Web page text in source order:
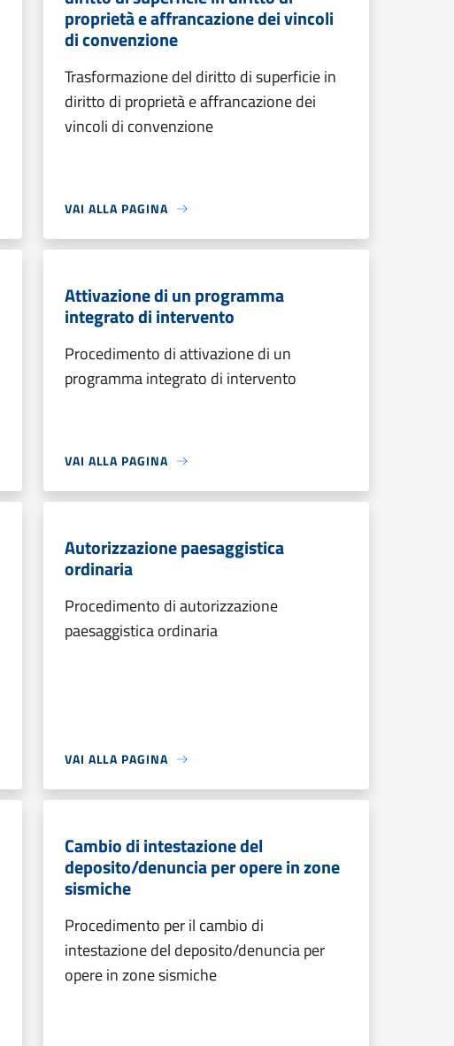
proprietà e affrancazione dei vincoli
di convenzione
Trasformazione del diritto di superficie in
diritto di proprietà e affrancazione dei
vincoli di convenzione
VAI ALLA PAGINA
Attivazione di un programma
integrato di intervento
Procedimento di attivazione di un
programma integrato di intervento
VAI ALLA PAGINA
Autorizzazione paesaggistica
ordinaria
Procedimento di autorizzazione
paesaggistica ordinaria
VAI ALLA PAGINA
Cambio di intestazione del
deposito/denuncia per opere in zone
sismiche
Procedimento per il cambio di
intestazione del deposito/denuncia per
opere in zone sismiche